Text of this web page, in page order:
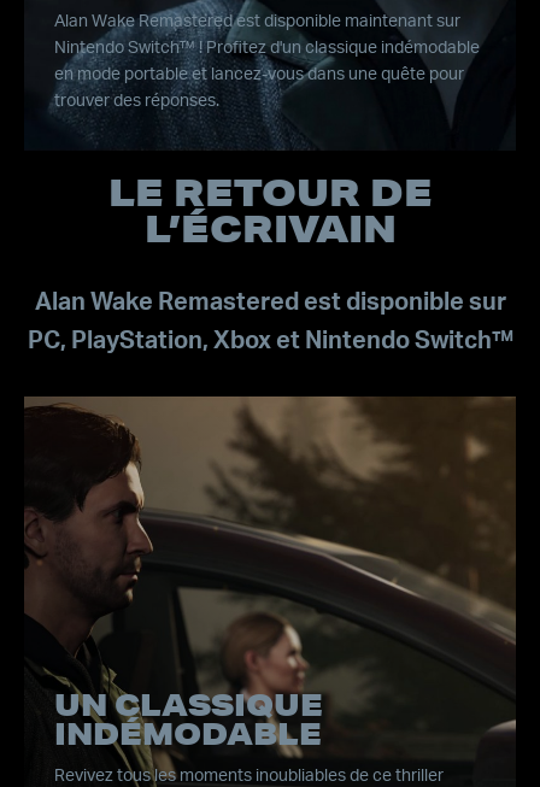
Alan Wake Remastered est disponible maintenant sur
Nintendo Switch™ ! Profitez d'un classique indémodable
en mode portable et lancez-vous dans une quête pour
trouver des réponses.
LE RETOUR DE
L’ÉCRIVAIN
Alan Wake Remastered est disponible sur
PC, PlayStation, Xbox et Nintendo Switch™
UN CLASSIQUE
INDÉMODABLE
Revivez tous les moments inoubliables de ce thriller